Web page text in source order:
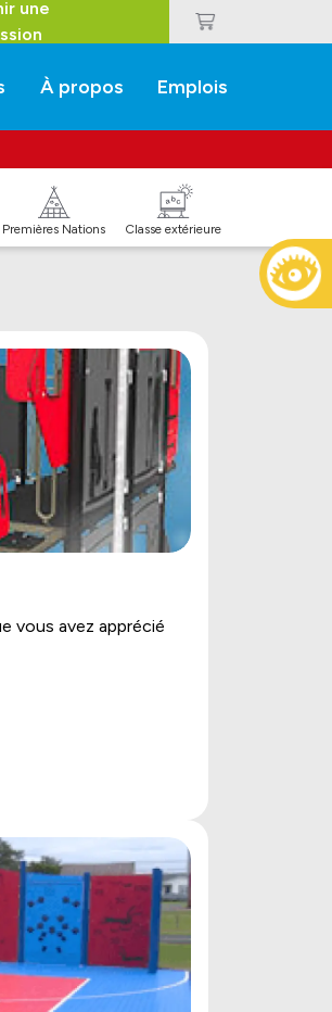
une
À propos Emplois
Premières Nations Classe extérieure
vous avez apprécié